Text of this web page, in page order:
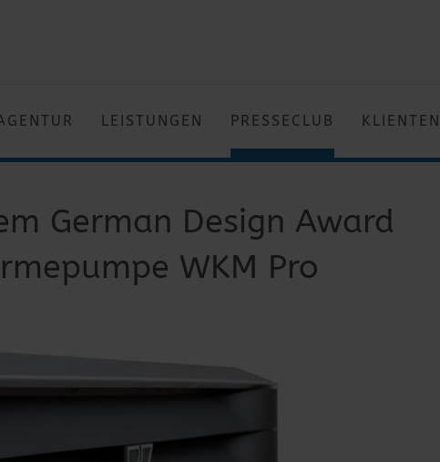
LEISTUNGEN PRESSECLUB KLIENTEN
German Design Award
WKM Pro